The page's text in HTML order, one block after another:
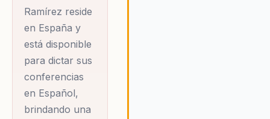
Ramírez reside
en España y
está disponible
para dictar sus
conferencias
en Español,
brindando una